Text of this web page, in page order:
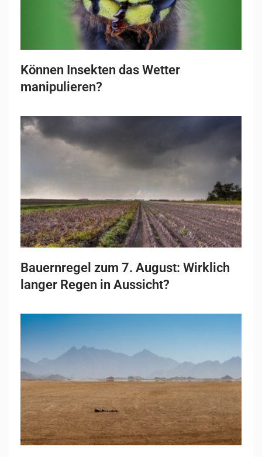
Können Insekten das Wetter
manipulieren?
Bauernregel zum 7. August: Wirklich
langer Regen in Aussicht?